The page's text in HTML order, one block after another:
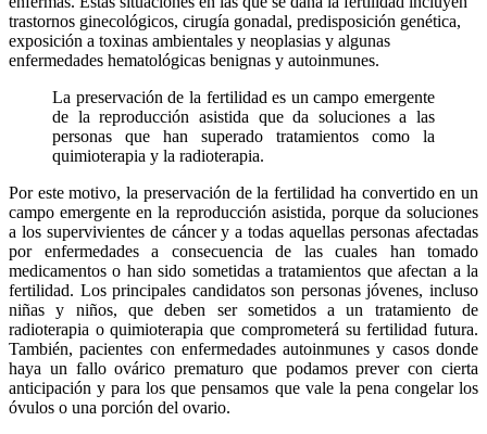
trastornos ginecológicos, cirugía gonadal, predisposición genética,
exposición a toxinas ambientales y neoplasias y algunas
enfermedades hematológicas benignas y autoinmunes.
La preservación de la fertilidad es un campo emergente
de la reproducción asistida que da soluciones a las
personas que han superado tratamientos como la
quimioterapia y la radioterapia.
Por este motivo, la preservación de la fertilidad ha convertido en un
campo emergente en la reproducción asistida, porque da soluciones
a los supervivientes de cáncer y a todas aquellas personas afectadas
por enfermedades a consecuencia de las cuales han tomado
medicamentos o han sido sometidas a tratamientos que afectan a la
fertilidad. Los principales candidatos son personas jóvenes, incluso
niñas y niños, que deben ser sometidos a un tratamiento de
radioterapia o quimioterapia que comprometerá su fertilidad futura.
También, pacientes con enfermedades autoinmunes y casos donde
haya un fallo ovárico prematuro que podamos prever con cierta
anticipación y para los que pensamos que vale la pena congelar los
óvulos o una porción del ovario.